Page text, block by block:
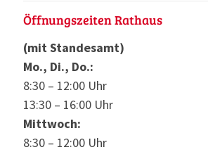
Öffnungszeiten Rathaus
(mit Standesamt)
Mo., Di., Do.:
8:30 – 12:00 Uhr
13:30 – 16:00 Uhr
Mittwoch:
8:30 – 12:00 Uhr